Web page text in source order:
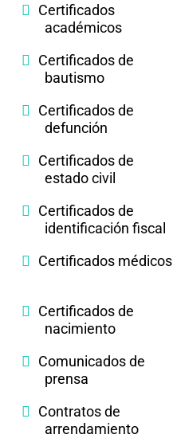
Certificados
académicos
Certificados de
bautismo
Certificados de
defunción
Certificados de
estado civil
Certificados de
identificación fiscal
Certificados médicos
Certificados de
nacimiento
Comunicados de
prensa
Contratos de
arrendamiento